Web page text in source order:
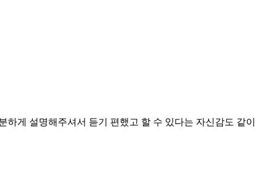
게 설명해주셔서 듣기 편했고 할 수 있다는 자신감도 같이